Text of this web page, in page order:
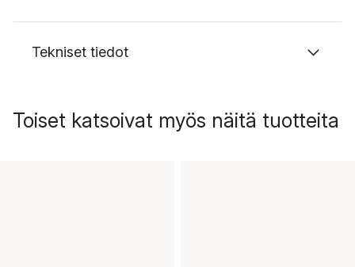
Tekniset tiedot
Toiset katsoivat myös näitä tuotteita